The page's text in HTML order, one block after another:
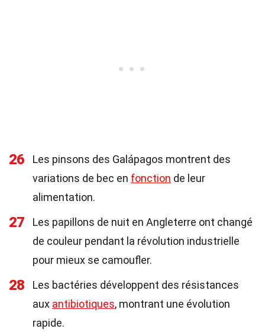
26
Les pinsons des Galápagos montrent des
variations de bec en fonction de leur
alimentation.
27
Les papillons de nuit en Angleterre ont changé
de couleur pendant la révolution industrielle
pour mieux se camoufler.
28
Les bactéries développent des résistances
aux antibiotiques, montrant une évolution
rapide.